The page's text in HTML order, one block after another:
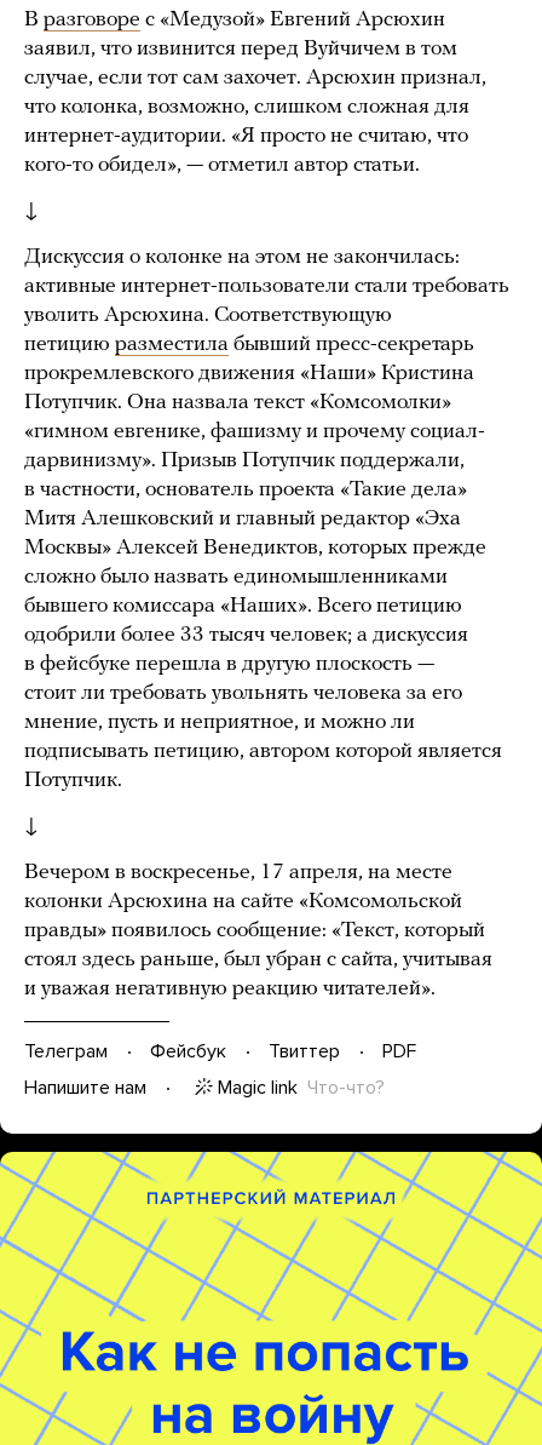
В разговоре с «Медузой» Евгений Арсюхин
заявил, что извинится перед Вуйчичем в том
случае, если тот сам захочет. Арсюхин признал,
что колонка, возможно, слишком сложная для
интернет-аудитории. «Я просто не считаю, что
кого-то обидел», — отметил автор статьи.
↓
Дискуссия о колонке на этом не закончилась:
активные интернет-пользователи стали требовать
уволить Арсюхина. Соответствующую
петицию разместила бывший пресс-секретарь
прокремлевского движения «Наши» Кристина
Потупчик. Она назвала текст «Комсомолки»
«гимном евгенике, фашизму и прочему социал-
дарвинизму». Призыв Потупчик поддержали,
в частности, основатель проекта «Такие дела»
Митя Алешковский и главный редактор «Эха
Москвы» Алексей Венедиктов, которых прежде
сложно было назвать единомышленниками
бывшего комиссара «Наших». Всего петицию
одобрили более 33 тысяч человек; а дискуссия
в фейсбуке перешла в другую плоскость —
стоит ли требовать увольнять человека за его
мнение, пусть и неприятное, и можно ли
подписывать петицию, автором которой является
Потупчик.
↓
Вечером в воскресенье, 17 апреля, на месте
колонки Арсюхина на сайте «Комсомольской
правды» появилось сообщение: «Текст, который
стоял здесь раньше, был убран с сайта, учитывая
и уважая негативную реакцию читателей».
Телеграм Фейсбук Твиттер
PDF
Напишите нам
Magic link Что-что?